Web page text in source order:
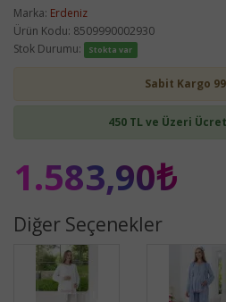
Marka: Erdeniz
Ürün Kodu: 8509990002930
Stok Durumu:
Stokta var
Sabit Kargo
450 TL ve Üzeri
1.583,90₺
Diğer Seçenekler